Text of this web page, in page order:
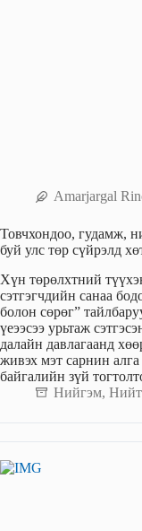
Amarjargal
Товчхондоо, гудамж,
буй улс төр сүйрэлд
Хүн төрөлхтний
сэтгэгчдийн санаа
болон сөрөг”
үеээсээ урьтаж
далайн давлагаанд
живэх мэт сарнин
байгалийн зүй
Нийгэм,